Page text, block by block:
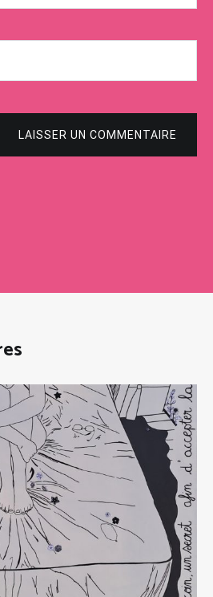
LAISSER UN COMMENTAIRE